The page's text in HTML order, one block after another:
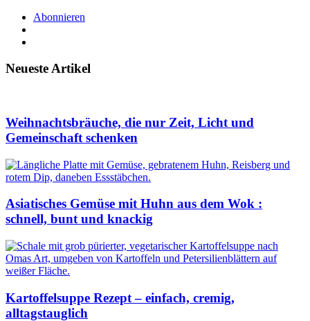
Abonnieren
Neueste Artikel
Weihnachtsbräuche, die nur Zeit, Licht und
Gemeinschaft schenken
Asiatisches Gemüse mit Huhn aus dem Wok :
schnell, bunt und knackig
Kartoffelsuppe Rezept – einfach, cremig,
alltagstauglich